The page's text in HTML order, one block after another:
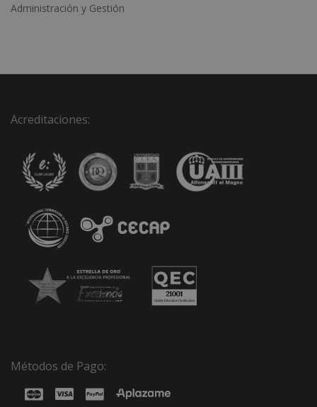
Administración y Gestión
Acreditaciones:
Métodos de Pago: